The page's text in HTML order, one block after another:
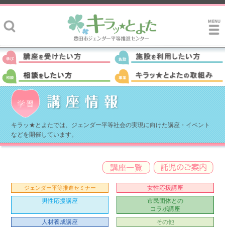
キラッ★とよたでは、ジェンダー平等社会の実現に向けた講座・イベント
などを開催しています。
ジェンダー平等推進セミナー
女性応援講座
男性応援講座
市民団体との
コラボ講座
人材養成講座
その他